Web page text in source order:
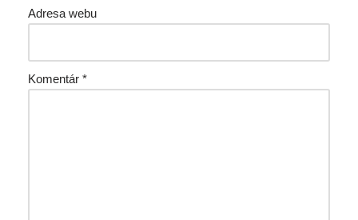
Adresa webu
Komentár *